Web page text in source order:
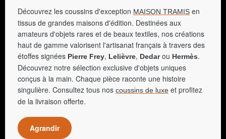
Découvrez les coussins d'exception MAISON TRAMIS en
tissus de grandes maisons d'édition. Destinées aux
amateurs d'objets rares et de beaux textiles, nos créations
haut de gamme valorisent l'artisanat français à travers des
étoffes signées Pierre Frey, Lelièvre, Dedarou Hermès.
Découvrez notre sélection exclusive d'objets uniques
conçus à la main. Chaque pièce raconte une histoire
singulière. Consultez tous nos coussins de luxe et profitez
de la livraison offerte.
Agrandir